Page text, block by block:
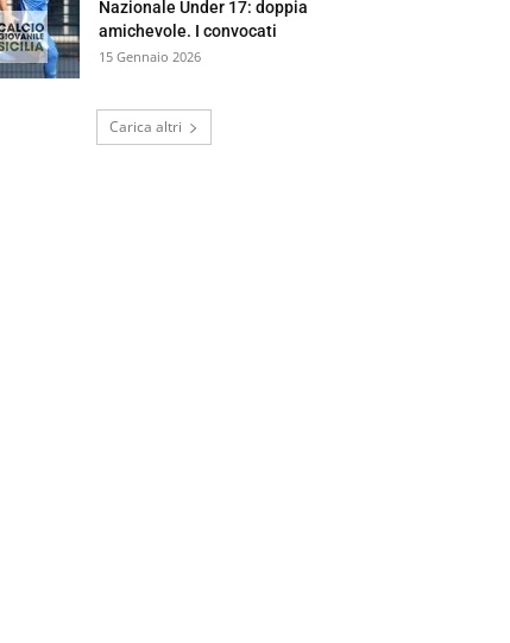
Nazionale Under 17: doppia
amichevole. I convocati
15 Gennaio 2026
Carica altri